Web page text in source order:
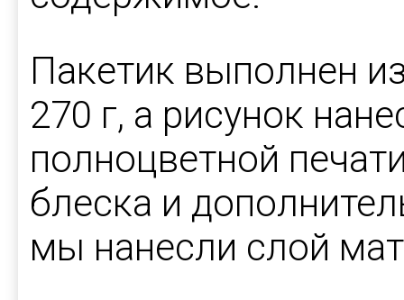
Пакетик выполнен
270 г, а рисунок
полноцветной
блеска и
мы нанесли слой